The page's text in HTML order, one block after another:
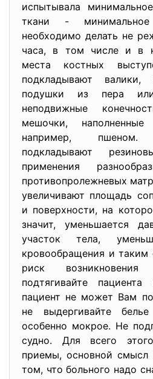
испытывала
ткани -
необходимо делать не
часа, в том числе и в
места костных
подкладывают валики,
подушки из пера
неподвижные
мешочки,
например,
подкладывают
применения
противопролежневых
увеличивают площадь
и поверхности, на
значит, уменьшается
участок тела,
кровообращения и таким
риск
подтягивайте
пациент не может Вам
не выдергивайте
особенно мокрое. Не
судно. Для всего
приемы, основной смысл
том, что больного надо